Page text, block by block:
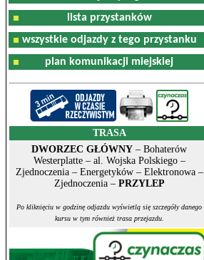
lista przystanków
wszystkie odjazdy z tego przystanku
plan komunikacji miejskiej
TRASA
DWORZEC GŁÓWNY – Bohaterów
Westerplatte – al. Wojska Polskiego –
Zjednoczenia – Energetyków – Elektronowa –
Zjednoczenia – PRZYLEP
Po kliknięciu w godzinę odjazdu wyświetlą się szczegóły danego
kursu w tym również trasa przejazdu.